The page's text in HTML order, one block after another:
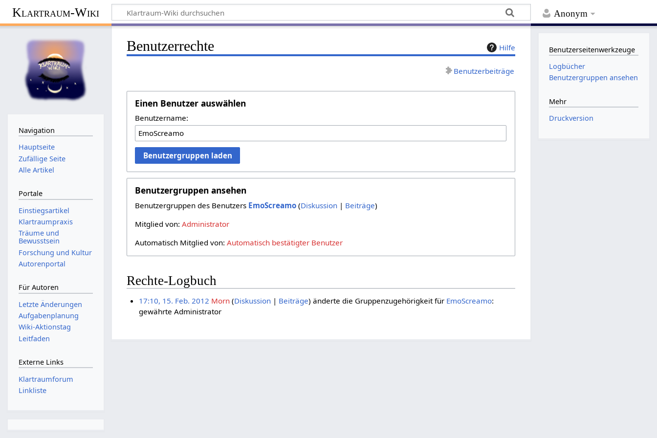
Anonym
Klartraum-Wiki
Hilfe
Benutzerrechte
Benutzerbeiträge
Einen Benutzer auswählen
Benutzername:
Benutzergruppen laden
Benutzergruppen ansehen
Benutzergruppen des Benutzers EmoScreamo (Diskussion | Beiträge)
Mitglied von:Administrator
Automatisch Mitglied von:Automatisch bestätigter Benutzer
Rechte-Logbuch
17:10, 15. Feb. 2012 Morn Diskussion Beiträge änderte die Gruppenzugehörigkeit für EmoScreamo:
gewährte Administrator
Navigation
Hauptseite
Zufällige Seite
Alle Artikel
Portale
Einstiegsartikel
Klartraumpraxis
Träume und
Bewusstsein
Forschung und Kultur
Autorenportal
Für Autoren
Letzte Änderungen
Aufgabenplanung
Wiki-Aktionstag
Leitfaden
Externe Links
Klartraumforum
Linkliste
Benutzerseitenwerkzeuge
Logbücher
Benutzergruppen ansehen
Mehr
Druckversion